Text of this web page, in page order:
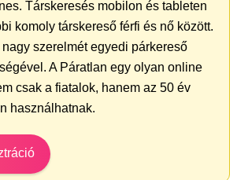
Társkeresés mobilon és tableten
komoly társkereső férfi és nő között.
szerelmét egyedi párkereső
A Páratlan egy olyan online
csak a fiatalok, hanem az 50 év
használhatnak.